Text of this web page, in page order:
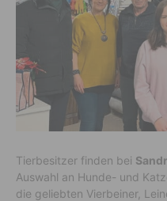
Tierbesitzer finden bei
Auswahl an Hunde- und
die geliebten Vierbeiner,